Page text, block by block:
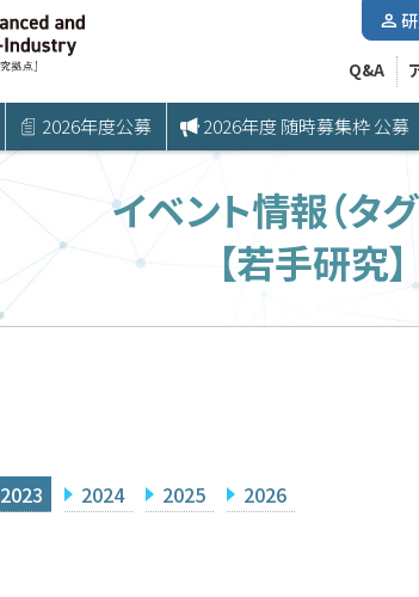
2026年度公募 2026年度 随時募集枠 公募
Q&A
イベント情報（タ
【若手研究】
2023 2024 2025 2026